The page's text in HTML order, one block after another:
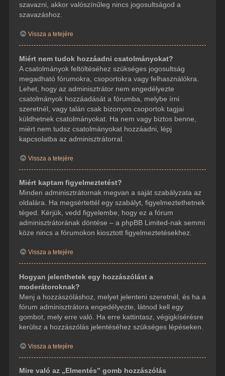
szavazni, akkor valószínűleg nincs jogosultságod a
szavazáshoz.
Vissza a tetejére
Miért nem tudok hozzáadni csatolmányokat?
A csatolmányok feltöltéséhez szükséges jogosultság
megadható fórumokra, csoportokra vagy felhasználókra.
Lehet, hogy az adminisztrátor nem engedélyezte
csatolmányok hozzáadását a fórumba, melybe írni
szeretnél, vagy talán csak bizonyos csoportok tagjai
küldhetnek csatolmányokat. Ha nem vagy biztos benne,
miért nem tudsz csatolmányokat hozzáadni, lépj
kapcsolatba az adminisztrátorral.
Vissza a tetejére
Miért kaptam figyelmeztetést?
Minden adminisztrátornak megvan a saját szabályzata az
oldalára. Ha megsértettél egy szabályt, figyelmeztethetnek
téged. Kérjük, vedd figyelembe, hogy ez a fórum
adminisztrátorának döntése – a phpBB Limited-nak semmi
köze nincs a fórumokon kiosztott figyelmeztetésekhez.
Vissza a tetejére
Hogyan jelenthetek egy hozzászólást a
moderátoroknak?
Menj a hozzászóláshoz, melyet jelenteni szeretnél, és ha a
fórum adminisztrátora engedélyezte, látnod kell egy
gombot, mely erre való. Ha erre kattintasz, végigkísérésre
kerülsz a hozzászólás jelentéséhez szükséges lépéseken.
Vissza a tetejére
Mire való az „Elmentés” gomb hozzászólás